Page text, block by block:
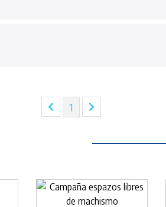
1 (current)